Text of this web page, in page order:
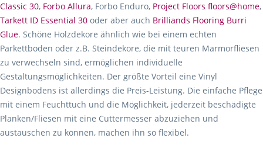
Classic 30, Forbo Allura, Forbo Enduro, Project Floors floors@home,
Tarkett ID Essential 30 oder aber auch Brilliands Flooring Burri
Glue. Schöne Holzdekore ähnlich wie bei einem echten
Parkettboden oder z.B. Steindekore, die mit teuren Marmorfliesen
zu verwechseln sind, ermöglichen individuelle
Gestaltungsmöglichkeiten. Der größte Vorteil eine Vinyl
Designbodens ist allerdings die Preis-Leistung. Die einfache Pflege
mit einem Feuchttuch und die Möglichkeit, jederzeit beschädigte
Planken/Fliesen mit eine Cuttermesser abzuziehen und
austauschen zu können, machen ihn so flexibel.